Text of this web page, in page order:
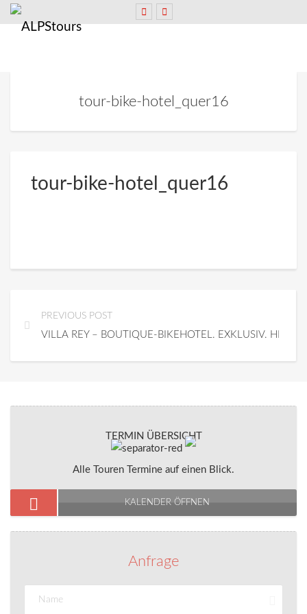
tour-bike-hotel_quer16
tour-bike-hotel_quer16
PREVIOUS POST
VILLA REY – BOUTIQUE-BIKEHOTEL. EXKLUSIV.
TERMIN ÜBERSICHT
Alle Touren Termine auf einen Blick.
KALENDER ÖFFNEN
Anfrage